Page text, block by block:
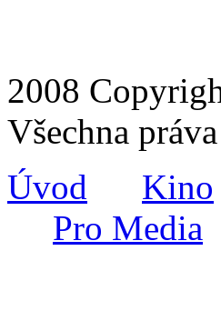
2008
Všechna
Úvod
Kino
Pro Media